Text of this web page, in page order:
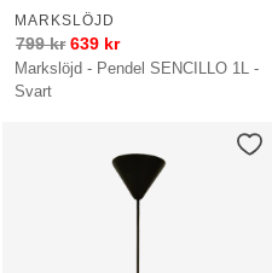
Markslöjd - Pendel SENCILLO 1L -
Svart
MARKSLÖJD
799kr 639 kr